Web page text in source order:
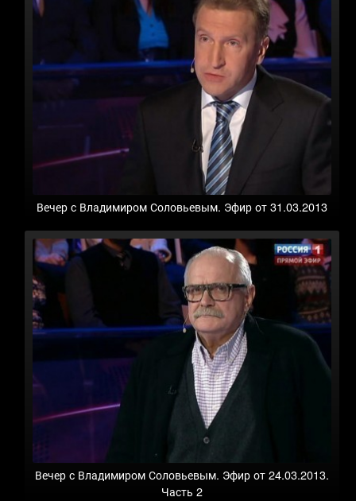
Вечер с Владимиром Соловьевым. Эфир от 31.03.2013
Вечер с Владимиром Соловьевым. Эфир от 24.03.2013.
Часть 2